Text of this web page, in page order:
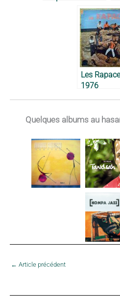
Vikings de la
Guadeloupe,
Les
1976
Quelques albums au
← Article précédent